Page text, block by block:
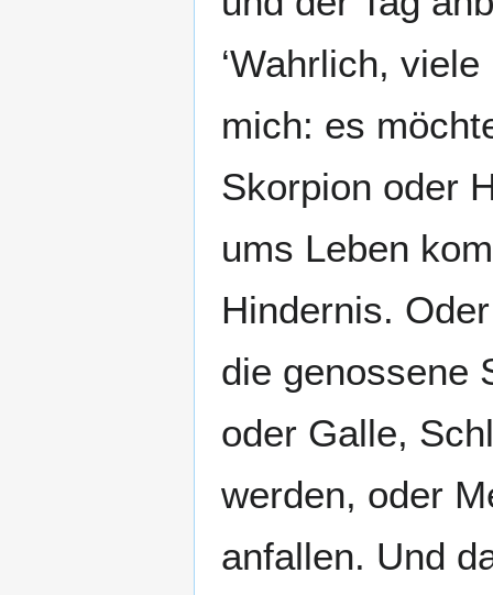
‘Wahrlich,
mich: es
Skorpion oder
ums Leben
Hindernis.
die genossene
oder Galle,
werden, oder
anfallen. Und